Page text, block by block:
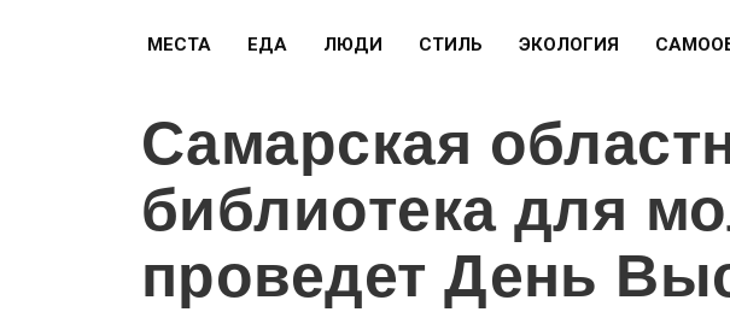
МЕСТА ЕДА ЛЮДИ СТИЛЬ ЭКОЛОГИЯ
Самарская
библиотека для
проведет День